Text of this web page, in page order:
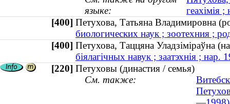
языке:
геахімія
[400] Петухова, Татьяна Владимировна
биологических наук ; зоотехния ;
[400] Петухова, Таццяна Уладзіміраўна
біялагічных навук ; заатэхнія ; нар.
[220] Петуховы (династия / семья)
См. также: